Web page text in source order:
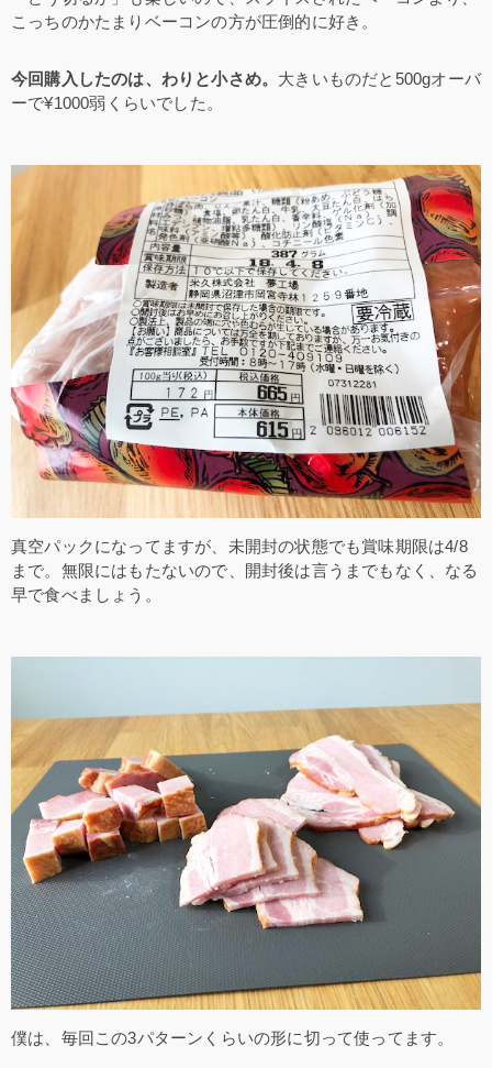
こっちのかたまりベーコンの方が圧倒的に好き。
今回購入したのは、わりと小さめ。 大きいものだと500gオーバ
ーで¥1000弱くらいでした。
真空パックになってますが、未開封の状態でも賞味期限は4/8
まで。無限にはもたないので、開封後は言うまでもなく、なる
早で食べましょう。
僕は、毎回この3パターンくらいの形に切って使ってます。